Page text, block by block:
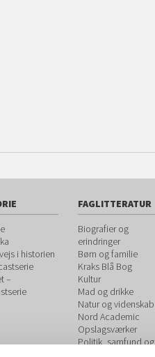
i historien
–
FAGLITTERATUR
Biografier og
erindringer
Børn og familie
Kraks Blå Bog
Kultur
Mad og drikke
Natur og videnskab
Nord Academic
Opslagsværker
Politik, samfund og